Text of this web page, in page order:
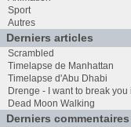
Sport
Autres
Derniers articles
Scrambled
Timelapse de Manhattan
Timelapse d'Abu Dhabi
Drenge - I want to break you
Dead Moon Walking
Derniers commentaires